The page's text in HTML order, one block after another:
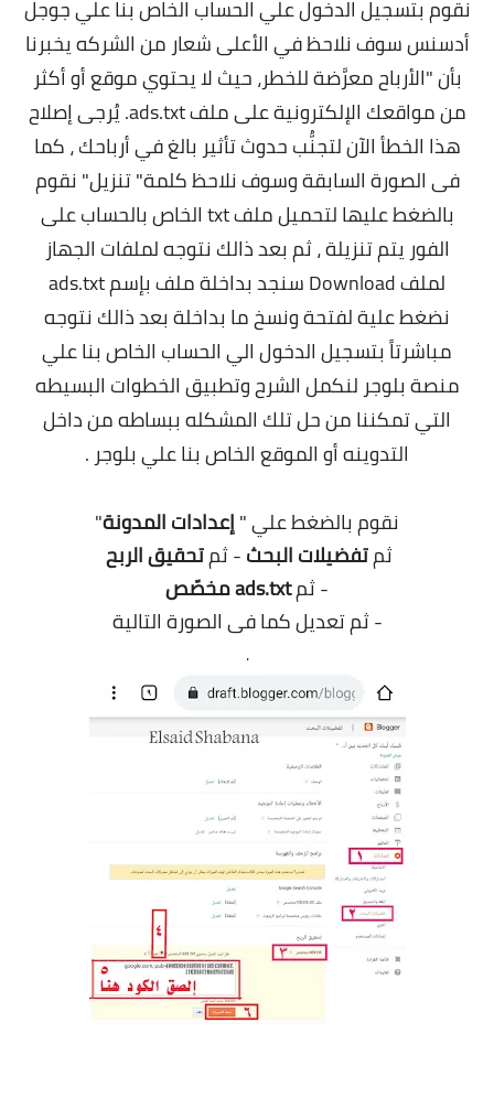
نقوم بتسجيل الدخول علي الحساب الخاص بنا علي جوجل
أدسنس سوف نلاحظ في الأعلى شعار من الشركه يخبرنا
بأن "الأرباح معرَّضة للخطر، حيث لا يحتوي موقع أو أكثر
من مواقعك الإلكترونية على ملف ads.txt. يُرجى إصلاح
هذا الخطأ الآن لتجنُّب حدوث تأثير بالغ في أرباحك ، كما
فى الصورة السابقة وسوف نلاحظ كلمة" تنزيل" نقوم
بالضغط عليها لتحميل ملف txt الخاص بالحساب على
الفور يتم تنزيلة ، ثم بعد ذالك نتوجه لملفات الجهاز
لملف Download سنجد بداخلة ملف بإسم ads.txt
نضغط علية لفتحة ونسخ ما بداخلة بعد ذالك نتوجه
مباشرتاً بتسجيل الدخول الي الحساب الخاص بنا علي
منصة بلوجر لنكمل الشرح وتطبيق الخطوات البسيطه
التي تمكننا من حل تلك المشكله ببساطه من داخل
التدوينه أو الموقع الخاص بنا علي بلوجر .
نقوم بالضغط علي "إعدادات المدونة"
ثمتفضيلات البحث- ثمتحقيق الربح
- ثمads.txt مخصّص
- ثم تعديل كما فى الصورة التالية
.